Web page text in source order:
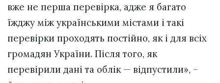
вже не перша перевірка, адже я багато
їжджу між українськими містами і такі
перевірки проходять постійно, як і для всіх
громадян України. Після того, як
перевірили дані та облік — відпустили», –